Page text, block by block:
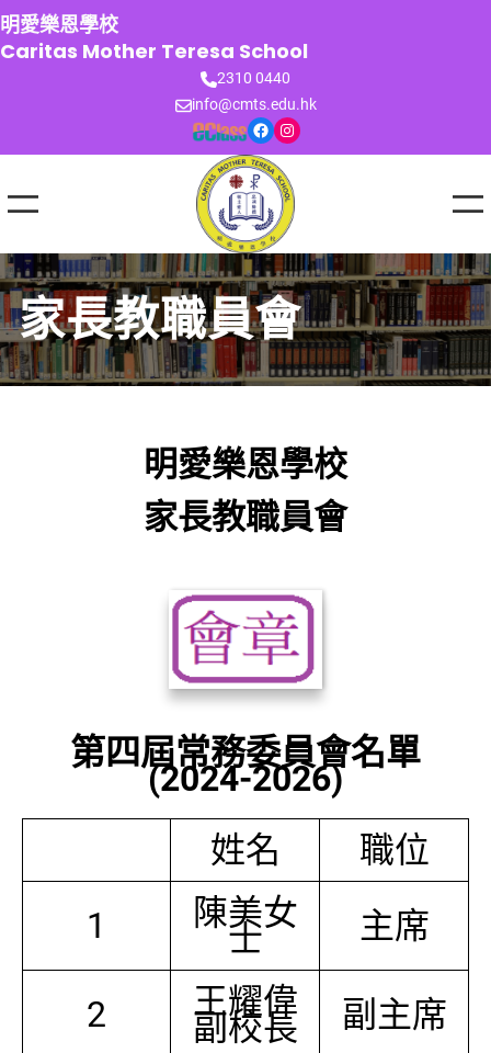
跳
至
主
明愛樂恩學校
Caritas Mother Teresa School
2310 0440
info@cmts.edu.hk
Facebook Instagram
家長教職員會
明愛樂恩學校
家長教職員會
第四屆常務委員會名單
(2024-2026)
姓名
職位
1
陳美女
士 主席
2 王耀偉
副校長 副主席